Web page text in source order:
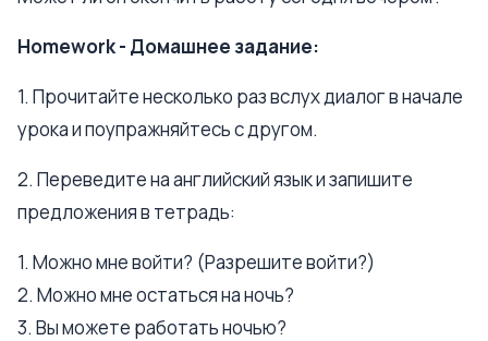
Homework - Домашнее задание:
1. Прочитайте несколько раз вслух диалог в начале
урока и поупражняйтесь с другом.
2. Переведите на английский язык и запишите
предложения в тетрадь:
1. Можно мне войти? (Разрешите войти?)
2. Можно мне остаться на ночь?
3. Вы можете работать ночью?